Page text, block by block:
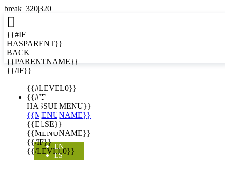

{{#IF
HASPARENT}}
BACK
{{PARENTNAME}}
{{/IF}}
{{#LEVEL0}}
{{#IF
HASSUBMENU}}
{{MENUNAME}}
{{ELSE}}
{{MENUNAME}}
{{/IF}}
{{/LEVEL0}}

EN
ES